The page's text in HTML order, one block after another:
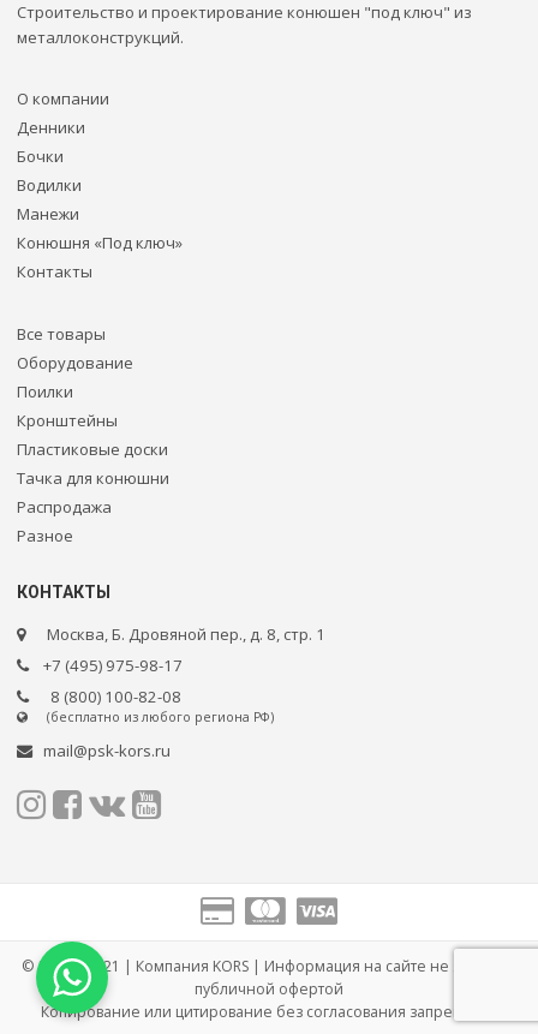
Строительство и проектирование конюшен "под ключ" из
металлоконструкций.
О компании
Денники
Бочки
Водилки
Манежи
Конюшня «Под ключ»
Контакты
Все товары
Оборудование
Поилки
Кронштейны
Пластиковые доски
Тачка для конюшни
Распродажа
Разное
КОНТАКТЫ
Москва, Б. Дровяной пер., д. 8, стр. 1
+7 (495) 975-98-17
8 (800) 100-82-08
(бесплатно из любого региона РФ)
mail@psk-kors.ru
© 2005 – 2021 | Компания KORS | Информация на сайте не является
публичной офертой
Копирование или цитирование без согласования запрещено.